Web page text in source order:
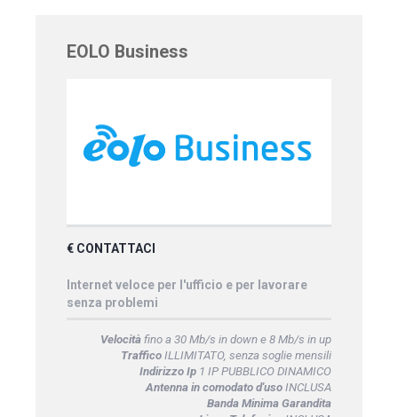
EOLO Business
€ CONTATTACI
Internet veloce per l'ufficio e per lavorare
senza problemi
Velocitàfino a 30 Mb/s in down e 8 Mb/s in up
TrafficoILLIMITATO, senza soglie mensili
Indirizzo Ip1 IP PUBBLICO DINAMICO
Antenna in comodato d'usoINCLUSA
Banda Minima Garandita